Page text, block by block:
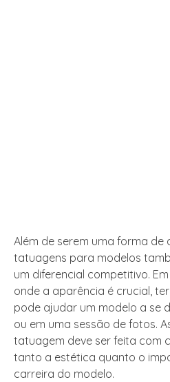
Além de serem uma forma de
tatuagens para modelos
um diferencial competitivo.
onde a aparência é crucial,
pode ajudar um modelo a se
ou em uma sessão de fotos.
tatuagem deve ser feita com
tanto a estética quanto o
carreira do modelo.